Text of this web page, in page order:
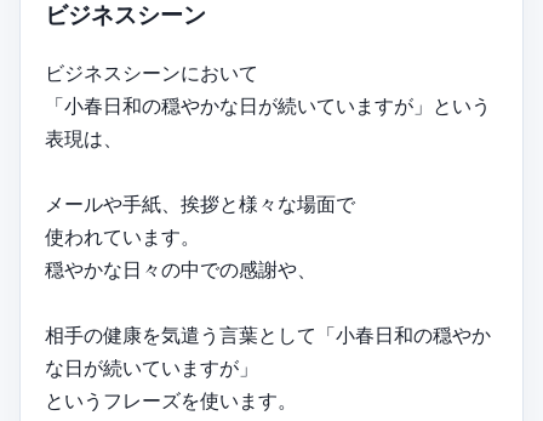
ビジネスシーン
ビジネスシーンにおいて
「小春日和の穏やかな日が続いていますが」という
表現は、
メールや手紙、挨拶と様々な場面で
使われています。
穏やかな日々の中での感謝や、
相手の健康を気遣う言葉として「小春日和の穏やか
な日が続いていますが」
というフレーズを使います。